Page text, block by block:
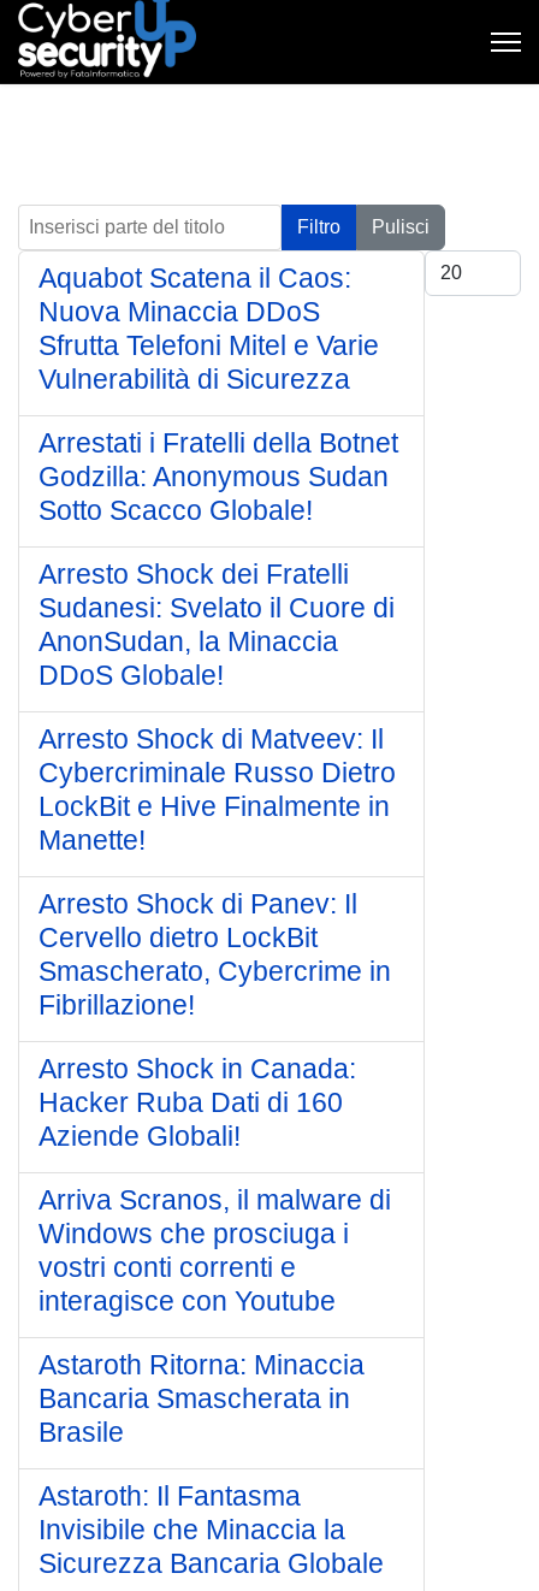
Inserisci parte del titolo Filtro
Pulisci
Visualizza #
Aquabot Scatena il Caos:
Nuova Minaccia DDoS
Sfrutta Telefoni Mitel e Varie
Vulnerabilità di Sicurezza
Arrestati i Fratelli della Botnet
Godzilla: Anonymous Sudan
Sotto Scacco Globale!
Arresto Shock dei Fratelli
Sudanesi: Svelato il Cuore di
AnonSudan, la Minaccia
DDoS Globale!
Arresto Shock di Matveev: Il
Cybercriminale Russo Dietro
LockBit e Hive Finalmente in
Manette!
Arresto Shock di Panev: Il
Cervello dietro LockBit
Smascherato, Cybercrime in
Fibrillazione!
Arresto Shock in Canada:
Hacker Ruba Dati di 160
Aziende Globali!
Arriva Scranos, il malware di
Windows che prosciuga i
vostri conti correnti e
interagisce con Youtube
Astaroth Ritorna: Minaccia
Bancaria Smascherata in
Brasile
Astaroth: Il Fantasma
Invisibile che Minaccia la
Sicurezza Bancaria Globale